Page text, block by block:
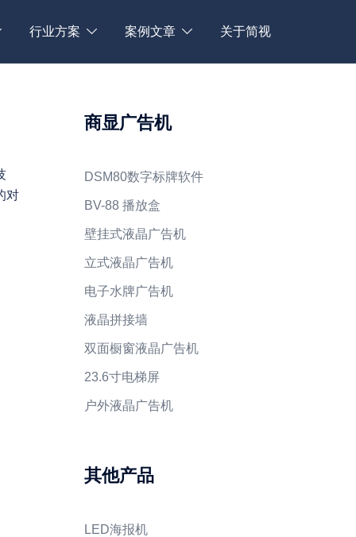
行业方案 案例文章 关于简视
对
商显广告机
DSM80数字标牌软件
BV-88 播放盒
壁挂式液晶广告机
立式液晶广告机
电子水牌广告机
液晶拼接墙
双面橱窗液晶广告机
23.6寸电梯屏
户外液晶广告机
其他产品
LED海报机